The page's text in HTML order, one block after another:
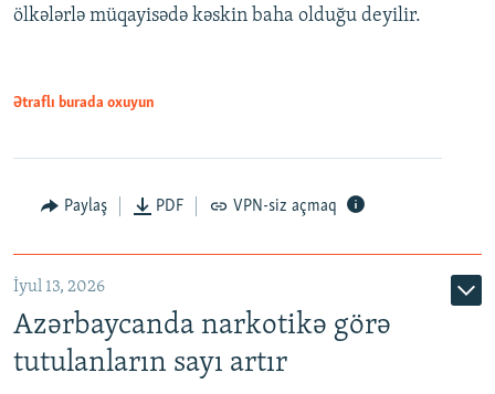
ölkələrlə müqayisədə kəskin baha olduğu deyilir.
Ətraflı burada oxuyun
Paylaş PDF VPN-siz açmaq
İyul 13, 2026
Azərbaycanda narkotikə görə
tutulanların sayı artır